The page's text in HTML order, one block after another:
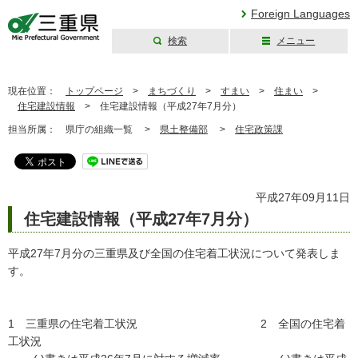
Foreign Languages
検索 メニュー
現在位置： トップページ > まちづくり > すまい > 住まい >
住宅建設情報 > 住宅建設情報（平成27年7月分）
担当所属： 県庁の組織一覧 > 県土整備部 > 住宅政策課
平成27年09月11日
住宅建設情報（平成27年7月分）
平成27年7月分の三重県及び全国の住宅着工状況について発表しま
す。
1 三重県の住宅着工状況 2 全国の住宅着
工状況